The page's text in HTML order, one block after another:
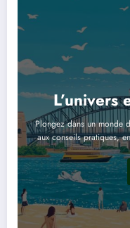
L’univers
Plongez dans un monde
aux conseils pratiques,